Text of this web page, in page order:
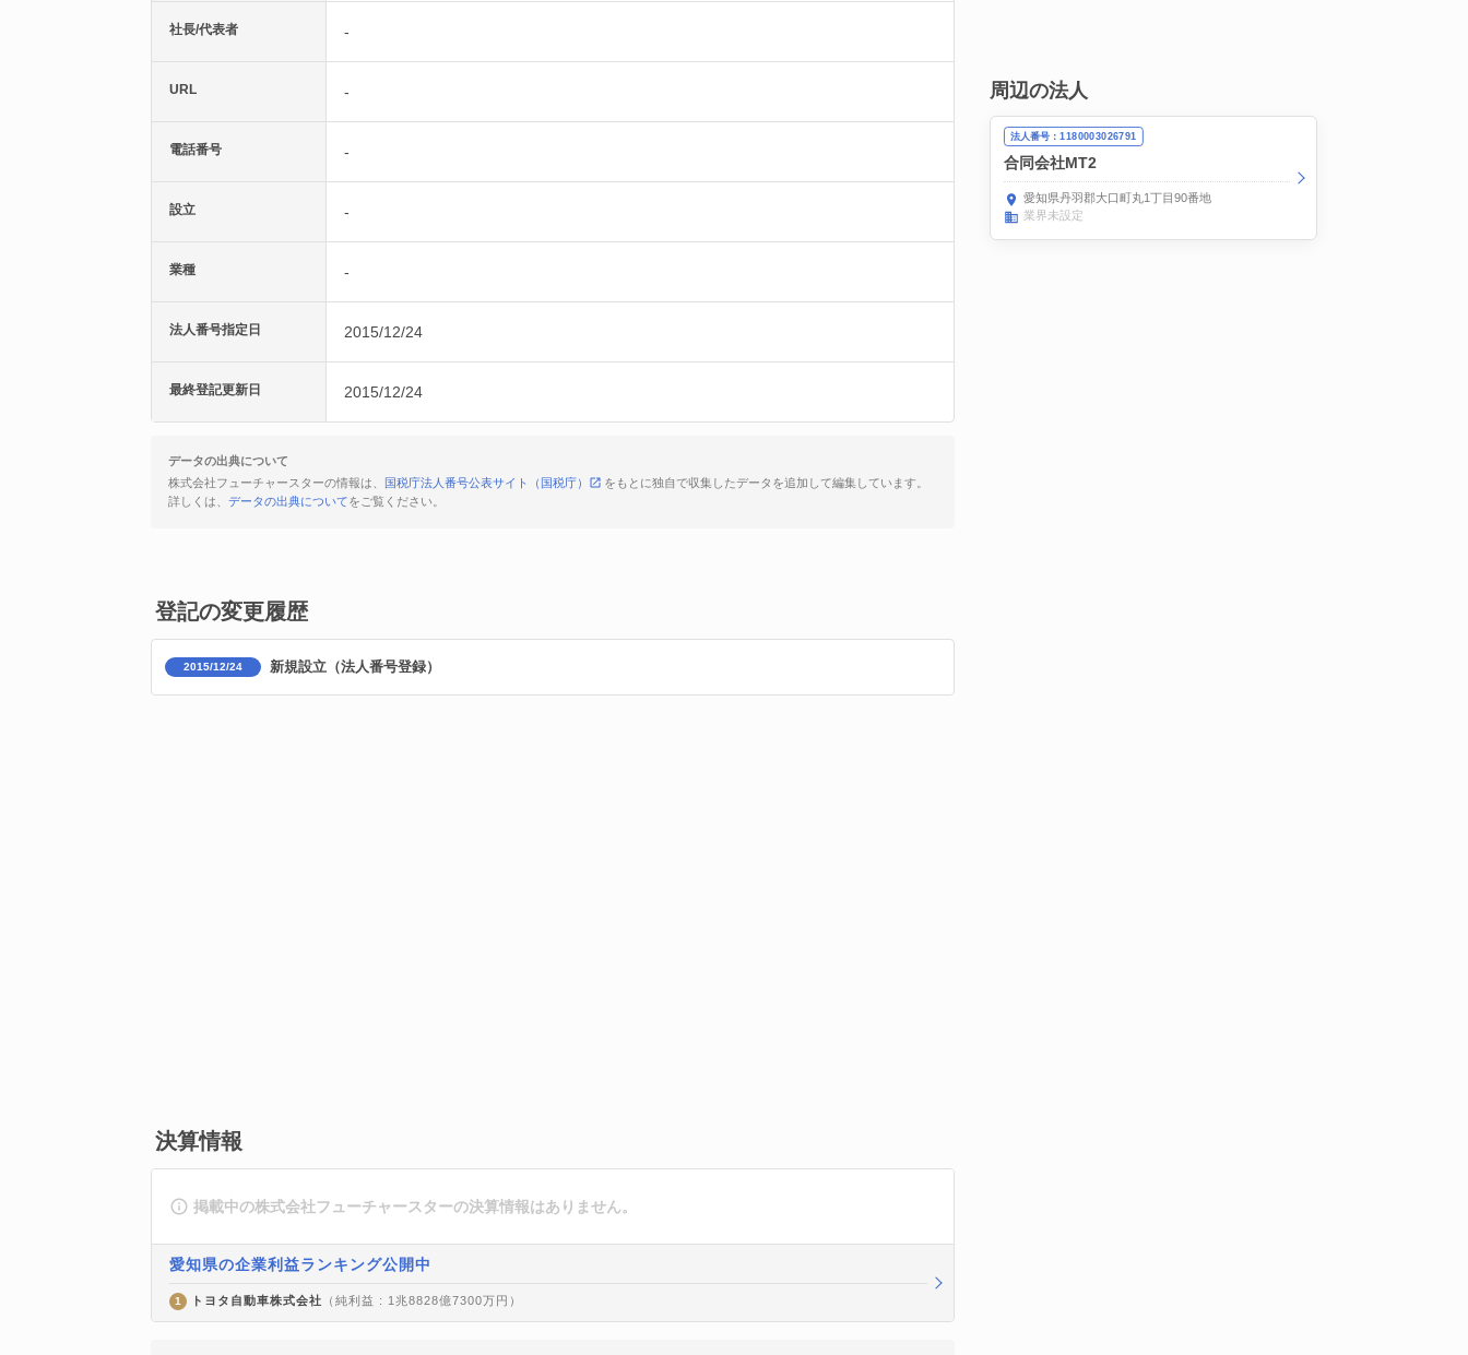
社長/代表者 -
URL -
電話番号 -
設立 -
業種 -
法人番号指定日 2015/12/24
最終登記更新日 2015/12/24
データの出典について
株式会社フューチャースターの情報は、
国税庁法人番号公表サイト（国税庁）
をもとに独自で収集したデータを追加して編集しています。
詳しくは、 データの出典についてをご覧ください。
登記の変更履歴
2015/12/24 新規設立（法人番号登録）
決算情報
掲載中の株式会社フューチャースターの決算情報はありません。
愛知県の企業利益ランキング公開中
1 トヨタ自動車株式会社 （純利益 : 1兆8828億7300万円）
周辺の法人
法人番号：1180003026791
合同会社MT2
愛知県丹羽郡大口町丸1丁目90番地
業界未設定